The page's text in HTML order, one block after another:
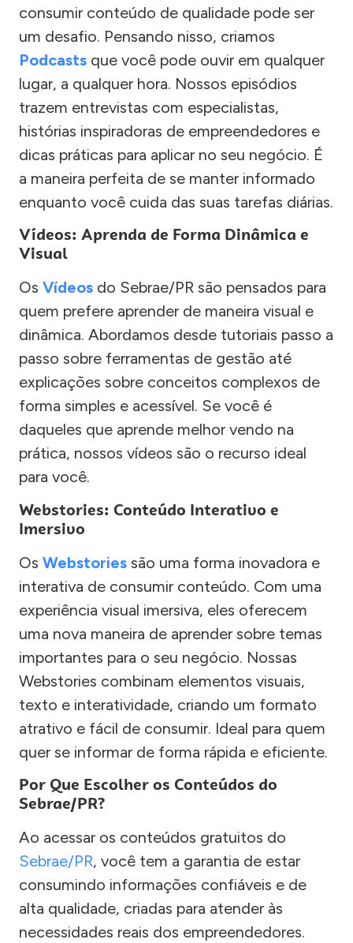
consumir conteúdo de qualidade pode ser
um desafio. Pensando nisso, criamos
Podcasts que você pode ouvir em qualquer
lugar, a qualquer hora. Nossos episódios
trazem entrevistas com especialistas,
histórias inspiradoras de empreendedores e
dicas práticas para aplicar no seu negócio. É
a maneira perfeita de se manter informado
enquanto você cuida das suas tarefas diárias.
Vídeos: Aprenda de Forma Dinâmica e
Visual
Os Vídeos do Sebrae/PR são pensados para
quem prefere aprender de maneira visual e
dinâmica. Abordamos desde tutoriais passo a
passo sobre ferramentas de gestão até
explicações sobre conceitos complexos de
forma simples e acessível. Se você é
daqueles que aprende melhor vendo na
prática, nossos vídeos são o recurso ideal
para você.
Webstories: Conteúdo Interativo e
Imersivo
Os Webstories são uma forma inovadora e
interativa de consumir conteúdo. Com uma
experiência visual imersiva, eles oferecem
uma nova maneira de aprender sobre temas
importantes para o seu negócio. Nossas
Webstories combinam elementos visuais,
texto e interatividade, criando um formato
atrativo e fácil de consumir. Ideal para quem
quer se informar de forma rápida e eficiente.
Por Que Escolher os Conteúdos do
Sebrae/PR?
Ao acessar os conteúdos gratuitos do
Sebrae/PR, você tem a garantia de estar
consumindo informações confiáveis e de
alta qualidade, criadas para atender às
necessidades reais dos empreendedores.